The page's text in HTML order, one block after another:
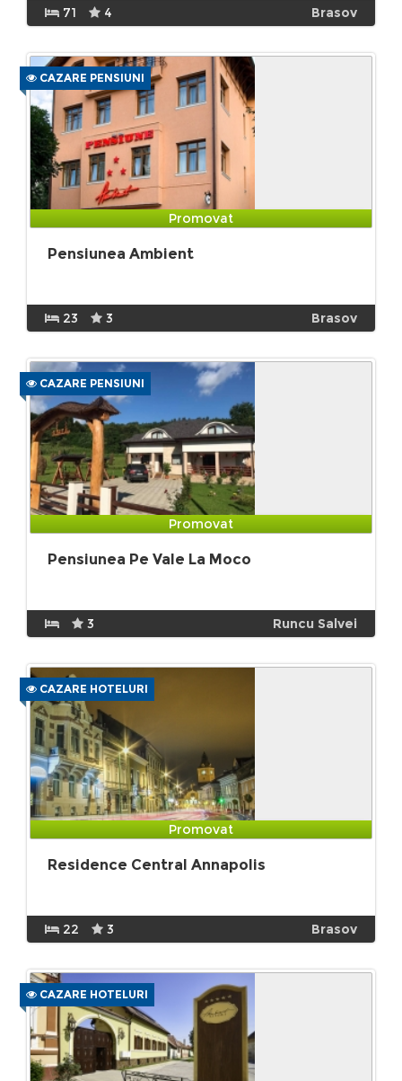
71 4 Brasov
CAZARE PENSIUNI
Promovat
Pensiunea Ambient
23 3 Brasov
CAZARE PENSIUNI
Promovat
Pensiunea Pe Vale La Moco
3 Runcu Salvei
CAZARE HOTELURI
Promovat
Residence Central Annapolis
22 3 Brasov
CAZARE HOTELURI